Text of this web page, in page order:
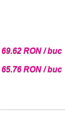
69.62 RON / buc
65.76 RON / buc